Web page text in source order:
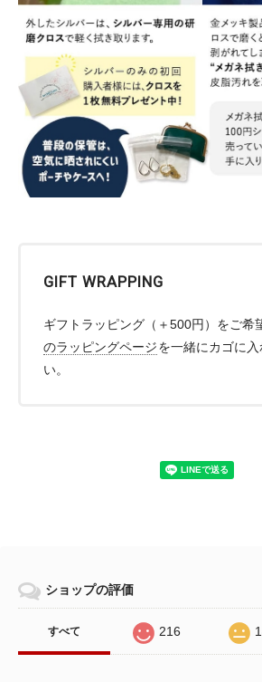
GIFT WRAPPING
ギフトラッピング（＋500円）をご希
のラッピングページを一緒にカゴに
い。
ショップの評価
すべて 216